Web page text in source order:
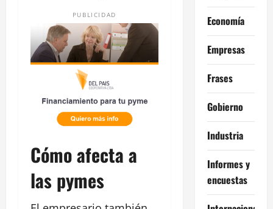
PUBLICIDAD
Cómo afecta a
las pymes
Economía
Empresas
Frases
Gobierno
Industria
Informes y
encuestas